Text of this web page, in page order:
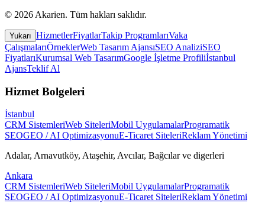
© 2026 Akarien. Tüm hakları saklıdır.
Yukarı HizmetlerFiyatlarTakip ProgramlarıVaka
ÇalışmalarıÖrneklerWeb Tasarım AjansıSEO AnaliziSEO
FiyatlarıKurumsal Web TasarımGoogle İşletme Profiliİstanbul
AjansTeklif Al
Hizmet Bolgeleri
İstanbul
CRM SistemleriWeb SiteleriMobil UygulamalarProgramatik
SEOGEO / AI OptimizasyonuE-Ticaret SiteleriReklam Yönetimi
Adalar, Arnavutköy, Ataşehir, Avcılar, Bağcılarve digerleri
Ankara
CRM SistemleriWeb SiteleriMobil UygulamalarProgramatik
SEOGEO / AI OptimizasyonuE-Ticaret SiteleriReklam Yönetimi